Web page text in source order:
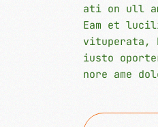
ati on ull
Eam et
vituperata,
iusto
nore ame